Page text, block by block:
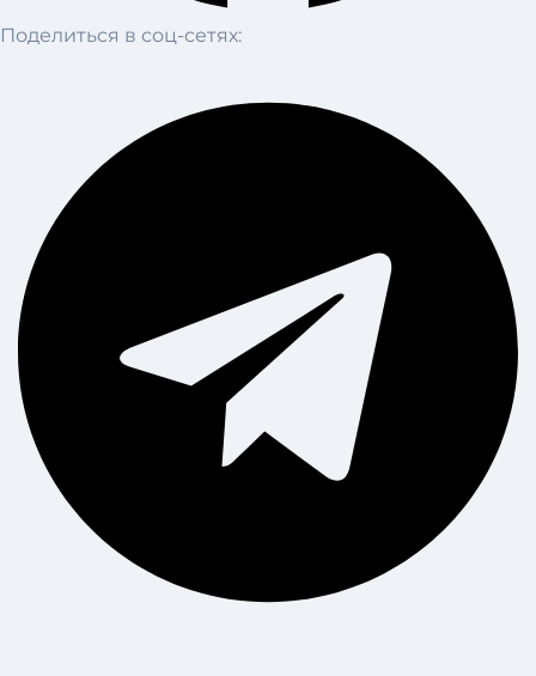
Поделиться в соц-сетях: